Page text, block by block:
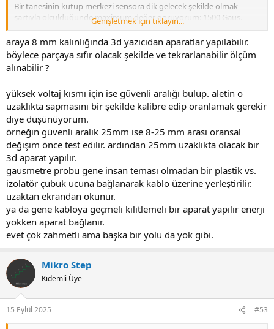
Bir tanesinin kutup merkezi sensora dik gelecek şekilde olmak
şartıyla ölçüldüğünde maximum değer görüyorum: 1500 Gaus.
Ancak yan yana değilde tek başına olursa 1800 gaus gibi bir değer
görüyorum.
Ancak sensorun kullanımı bana oldukça ters geldi.
sensoru kesmesi gerekiyormuş.
Absürd bir sensor değilmi sizcede.
Kullanımı ne kadar zorlaştırıyor anlatamam.
Genişletmek için tıklayın...
araya 8 mm kalınlığında 3d yazıcıdan aparatlar yapılabilir.
böylece parçaya sıfır olacak şekilde ve tekrarlanabilir ölçüm
alınabilir ?
yüksek voltaj kısmı için ise güvenli aralığı bulup. aletin o
uzaklıkta sapmasını bir şekilde kalibre edip oranlamak gerekir
diye düşünüyorum.
örneğin güvenli aralık 25mm ise 8-25 mm arası oransal
değişim önce test edilir. ardından 25mm uzaklıkta olacak bir
3d aparat yapılır.
gausmetre probu gene insan teması olmadan bir plastik vs.
izolatör çubuk ucuna bağlanarak kablo üzerine yerleştirilir.
uzaktan ekrandan okunur.
ya da gene kabloya geçmeli kilitlemeli bir aparat yapılır enerji
yokken aparat bağlanır.
evet çok zahmetli ama başka bir yolu da yok gibi.
Mikro Step
Kıdemli Üye
15 Eylül 2025 #53